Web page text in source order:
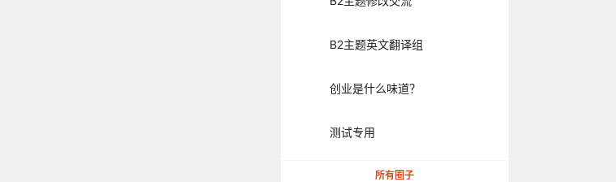
B2主题英文翻译组
创业是什么味道？
测试专用
所有圈子